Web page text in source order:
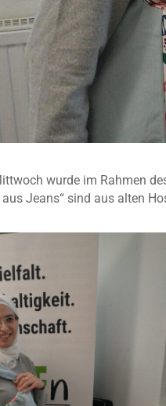
wurde im Rahmen
aus Jeans“ sind aus alten